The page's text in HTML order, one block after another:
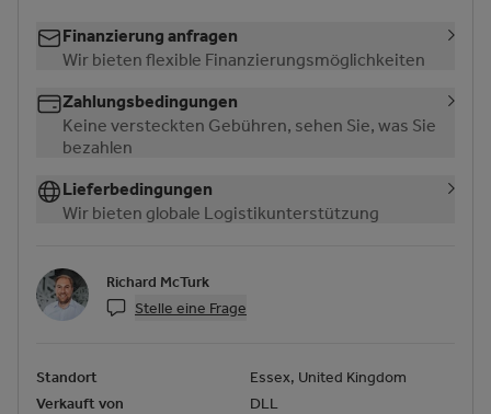
Finanzierung anfragen
Wir bieten flexible Finanzierungsmöglichkeiten
Zahlungsbedingungen
Keine versteckten Gebühren, sehen Sie, was Sie
bezahlen
Lieferbedingungen
Wir bieten globale Logistikunterstützung
Richard McTurk
Stelle eine Frage
Standort
Essex, United Kingdom
Verkauft von
DLL